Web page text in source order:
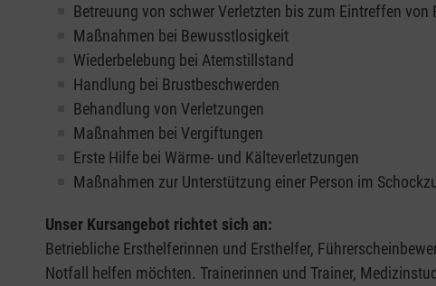
Betreuung von schwer Verletzten bis zum Eintreffen von
Maßnahmen bei Bewusstlosigkeit
Wiederbelebung bei Atemstillstand
Handlung bei Brustbeschwerden
Behandlung von Verletzungen
Maßnahmen bei Vergiftungen
Erste Hilfe bei Wärme- und Kälteverletzungen
Maßnahmen zur Unterstützung einer Person im
Unser Kursangebot richtet sich an:
Betriebliche Ersthelferinnen und Ersthelfer,
Notfall helfen möchten. Trainerinnen und Trainer,